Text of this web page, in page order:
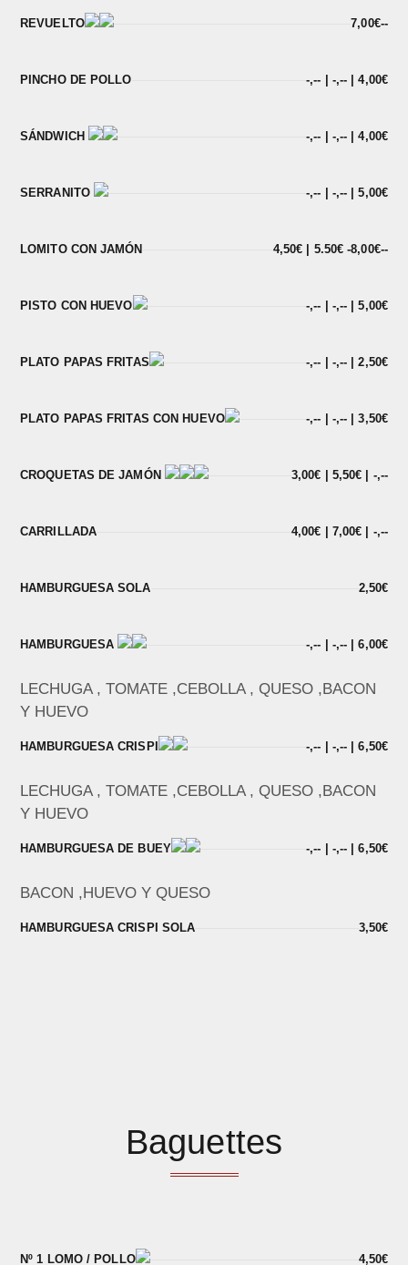
REVUELTO 7,00€--
PINCHO DE POLLO -,-- | -,-- | 4,00€
SÁNDWICH -,-- | -,-- | 4,00€
SERRANITO -,-- | -,-- | 5,00€
LOMITO CON JAMÓN 4,50€ | 5.50€ -8,00€--
PISTO CON HUEVO -,-- | -,-- | 5,00€
PLATO PAPAS FRITAS -,-- | -,-- | 2,50€
PLATO PAPAS FRITAS CON HUEVO -,-- | -,-- | 3,50€
CROQUETAS DE JAMÓN 3,00€ | 5,50€ | -,--
CARRILLADA 4,00€ | 7,00€ | -,--
HAMBURGUESA SOLA 2,50€
HAMBURGUESA -,-- | -,-- | 6,00€
LECHUGA , TOMATE ,CEBOLLA , QUESO ,BACON
Y HUEVO
HAMBURGUESA CRISPI -,-- | -,-- | 6,50€
LECHUGA , TOMATE ,CEBOLLA , QUESO ,BACON
Y HUEVO
HAMBURGUESA DE BUEY -,-- | -,-- | 6,50€
BACON ,HUEVO Y QUESO
HAMBURGUESA CRISPI SOLA 3,50€
Baguettes
Nº 1 LOMO / POLLO 4,50€